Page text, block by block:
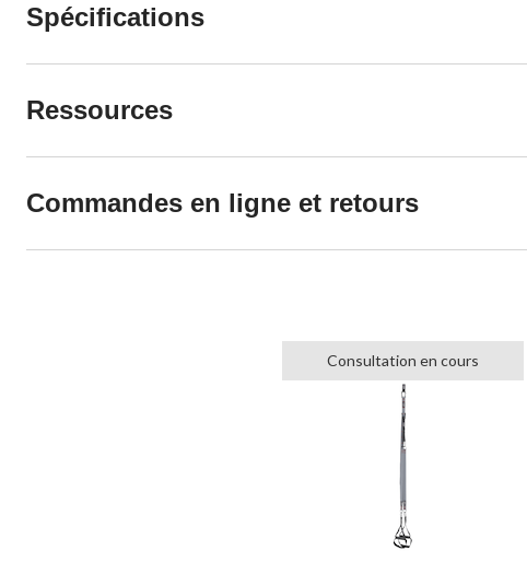
Spécifications
Ressources
Commandes en ligne et retours
Consultation en cours